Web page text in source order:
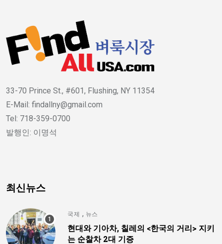
33-70 Prince St., #601, Flushing, NY 11354
E-Mail: findallny@gmail.com
Tel: 718-359-0700
발행인: 이명석
최신뉴스
국제 , 뉴스
현대와 기아차, 칠레의 <한국의 거리> 지키
는 순찰차 2대 기증